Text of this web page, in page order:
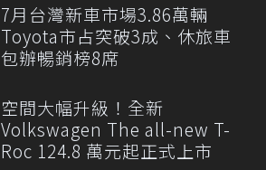
7月台灣新車市場3.86萬輛
Toyota市占突破3成、休旅車
包辦暢銷榜8席
空間大幅升級！全新
Volkswagen The all-new T-
Roc 124.8 萬元起正式上市